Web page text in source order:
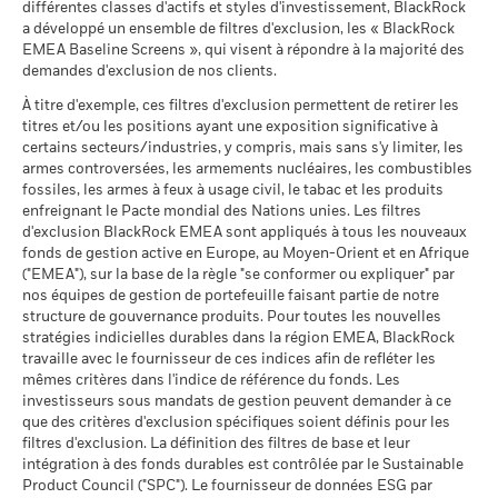
Indice de
référence
contrainte
1 (%) GBP
33,7 11,2 1,1 26,4 17,2 27,6
La performance indiquée est calculée après déduction des
frais courants. Les frais d’entrée/de sortie ne sont pas inclus
dans le calcul.
Les chiffres indiqués se rapportent aux performances
passées.
Les performances passées ne sont pas un indicateur
fiable des performances futures. Les marchés pourraient
évoluer très différemment. Ceci peut vous aider à évaluer la
façon dont le fonds a été géré dans le passé
La performance est indiquée sur la base de la Valeur nette
d’inventaire (VNI), avec le revenu brut réinvesti le cas échéant.
Le rendement de votre investissement peut augmenter ou
diminuer en raison des fluctuations des devises si votre
investissement est effectué dans une devise autre que celle
utilisée dans le calcul des performances passées. Source :
Blackrock
Rendement annuel moyen
Favorable
Ce que vous pourriez obtenir après
Rendement annuel moyen
Le scénario de tension montre ce que vous pourriez obtenir
dans des situations de marché extrêmes.
au 17/juil./2026
Pointage de qualité ESG
MSCI (0-10)
au 17/juil./2026
Classification mondiale des
fonds selon Lipper
au 17/juil./2026
Equity US
Moyenne pondérée de
l'intensité carbone MSCI
(tonnes de CO2e/M$ de
ventes)
au 17/juil./2026
% des avoirs à l'égard
desquels des données ESG
au 17/juil./2026
99,27
Pointage de qualité ESG
MSCI - centile par rapport aux
pairs
au 17/juil./2026
44,58
MSCI - Contrevenants au
Pacte mondial des Nations
Unies
au -
-
MSCI - Charbon thermique
au -
MSCI - Sables bitumineux
au -
-
Données sur la
participation aux secteurs
d'activité
au -
Pourcentage des avoirs du
fonds à l'égard desquels
des données ne sont pas
disponibles
au -
L'exposition de BlackRock aux secteurs d'activité, telle qu'elle
BlackRock Global Funds - Prospectus
(English)
BlackRock Global Funds - Prospectus (French
- Belgium^France)
BlackRock Global Funds - Prospectus -
Addendum (French - France)
Sustainability related disclosure - USFE_AG
(en)
Sustainability related disclosure - USFE_AG
(fr)
différentes classes d'actifs et styles d'investissement, BlackRock
a développé un ensemble de filtres d'exclusion, les « BlackRock
EMEA Baseline Screens », qui visent à répondre à la majorité des
demandes d'exclusion de nos clients.
À titre d'exemple, ces filtres d'exclusion permettent de retirer les
titres et/ou les positions ayant une exposition significative à
certains secteurs/industries, y compris, mais sans s'y limiter, les
armes controversées, les armements nucléaires, les combustibles
fossiles, les armes à feux à usage civil, le tabac et les produits
enfreignant le Pacte mondial des Nations unies. Les filtres
d'exclusion BlackRock EMEA sont appliqués à tous les nouveaux
fonds de gestion active en Europe, au Moyen-Orient et en Afrique
("EMEA"), sur la base de la règle "se conformer ou expliquer" par
nos équipes de gestion de portefeuille faisant partie de notre
structure de gouvernance produits. Pour toutes les nouvelles
stratégies indicielles durables dans la région EMEA, BlackRock
travaille avec le fournisseur de ces indices afin de refléter les
mêmes critères dans l'indice de référence du fonds. Les
investisseurs sous mandats de gestion peuvent demander à ce
que des critères d'exclusion spécifiques soient définis pour les
filtres d'exclusion. La définition des filtres de base et leur
intégration à des fonds durables est contrôlée par le Sustainable
Product Council ("SPC"). Le fournisseur de données ESG par